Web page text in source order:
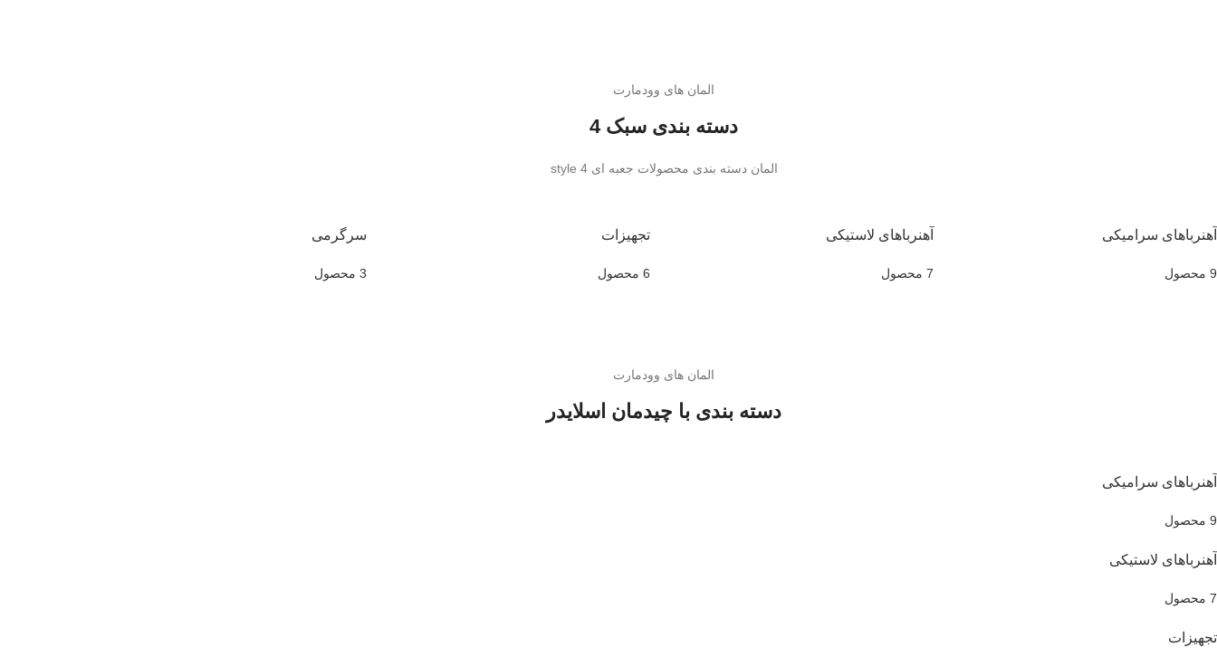
المان های وودمارت
دسته بندی سبک 4
المان دسته بندی محصولات جعبه ای style 4
آهنرباهای سرامیکی
9 محصول
آهنرباهای لاستیکی
7 محصول
تجهیزات
6 محصول
سرگرمی
3 محصول
المان های وودمارت
دسته بندی با چیدمان اسلایدر
آهنرباهای سرامیکی
9 محصول
آهنرباهای لاستیکی
7 محصول
تجهیزات